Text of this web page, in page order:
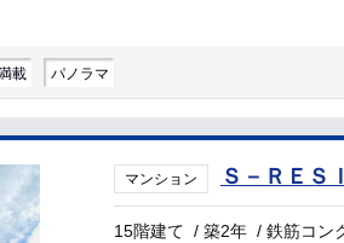
載 パノラマ
マンション Ｓ－ＲＥＳ
15階建て /築2年 /鉄筋コン